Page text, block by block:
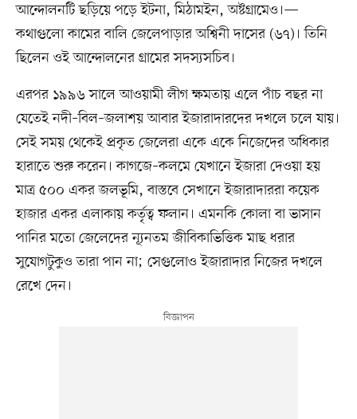
আন্দোলনটি ছড়িয়ে পড়ে ইটনা, মিঠামইন, অষ্টগ্রামেও।—
কথাগুলো কামের বালি জেলেপাড়ার অশ্বিনী দাসের (৬৭)। তিনি
ছিলেন ওই আন্দোলনের গ্রামের সদস্যসচিব।
এরপর ১৯৯৬ সালে আওয়ামী লীগ ক্ষমতায় এলে পাঁচ বছর না
যেতেই নদী–বিল–জলাশয় আবার ইজারাদারদের দখলে চলে যায়।
সেই সময় থেকেই প্রকৃত জেলেরা একে একে নিজেদের অধিকার
হারাতে শুরু করেন। কাগজে–কলমে যেখানে ইজারা দেওয়া হয়
মাত্র ৫০০ একর জলভূমি, বাস্তবে সেখানে ইজারাদাররা কয়েক
হাজার একর এলাকায় কর্তৃত্ব ফলান। এমনকি কোলা বা ভাসান
পানির মতো জেলেদের ন্যূনতম জীবিকাভিত্তিক মাছ ধরার
সুযোগটুকুও তারা পান না; সেগুলোও ইজারাদার নিজের দখলে
রেখে দেন।